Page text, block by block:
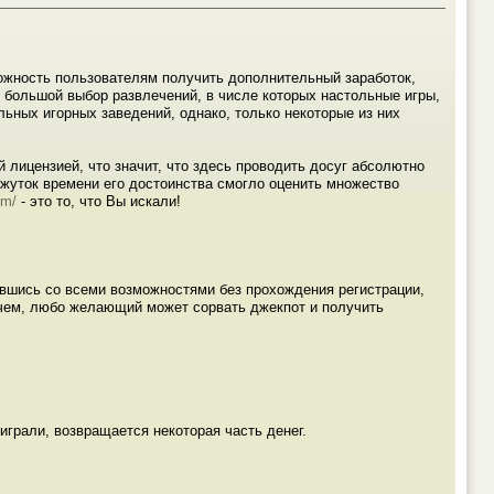
пользователям получить дополнительный заработок,
выбор развлечений, в числе которых настольные игры,
игорных заведений, однако, только некоторые из них
что значит, что здесь проводить досуг абсолютно
времени его достоинства смогло оценить множество
- это то, что Вы искали!
со всеми возможностями без прохождения регистрации,
любо желающий может сорвать джекпот и получить
возвращается некоторая часть денег.